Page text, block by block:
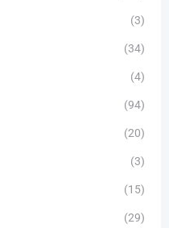
(3)
(34)
(4)
(94)
(20)
(3)
(15)
(29)